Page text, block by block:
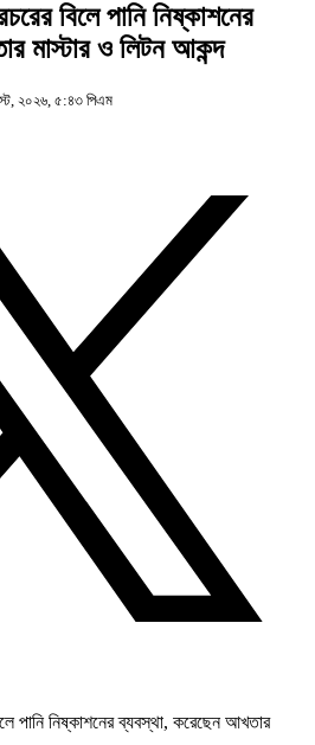
বিলে পানি নিষ্কাশনের
মাস্টার ও লিটন আকন্দ
২০২৬, ৫:৪৩ পিএম